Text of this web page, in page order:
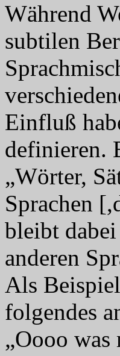
Während
subtilen
Einfluß
definieren.
„Wörter,
Sprachen
bleibt
anderen
Als
folgendes
„Oooo was